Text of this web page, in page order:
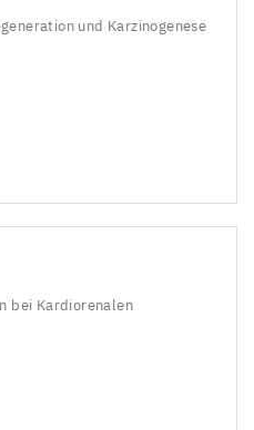
und Karzinogenese
bei Kardiorenalen